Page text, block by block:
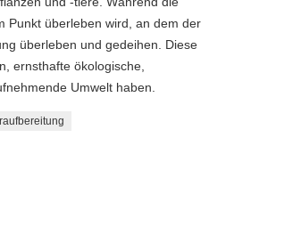
Punkt überleben wird, an dem der
überleben und gedeihen. Diese
ernsthafte ökologische,
Umwelt haben.